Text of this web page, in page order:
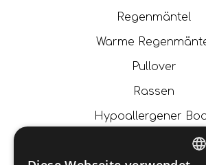
Regenmäntel
Warme
Pullover
Rassen
Hypoallergener